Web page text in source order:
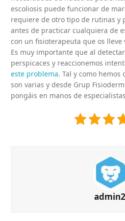
escoliosis puede funcionar de
requiere de otro tipo de rutinas y
antes de practicar cualquiera de
con un fisioterapeuta que os lleve
Es muy importante que al
perspicaces y reaccionemos
este problema. Tal y como hemos
son varias y desde Grup
pongáis en manos de
admin2